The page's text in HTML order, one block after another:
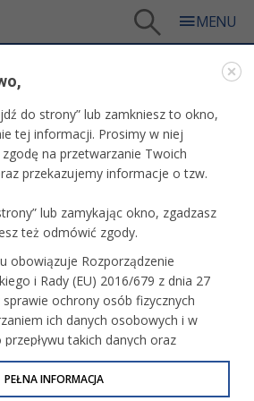
pieniądzom z Rautu Prezydenta
DLA DZIECI DZIĘKI
PREZYDENTA
serwisu
słuchu mają swój lokal do
odbywać się będzie terapia
otwarto właśnie
Głuchych przy ul.
przecinając wstęgę, życzył
zdrowia.
do strony” lub zamkniesz to okno,
tej informacji. Prosimy w niej
na przetwarzanie Twoich
przekazujemy informacje o tzw.
lub zamykając okno, zgadzasz
też odmówić zgody.
obowiązuje Rozporządzenie
i Rady (EU) 2016/679 z dnia 27
ochrony osób fizycznych
ich danych osobowych i w
takich danych oraz
46/WE (określane jako RODO, GDPR
o Ochronie Danych
PEŁNA INFORMACJA